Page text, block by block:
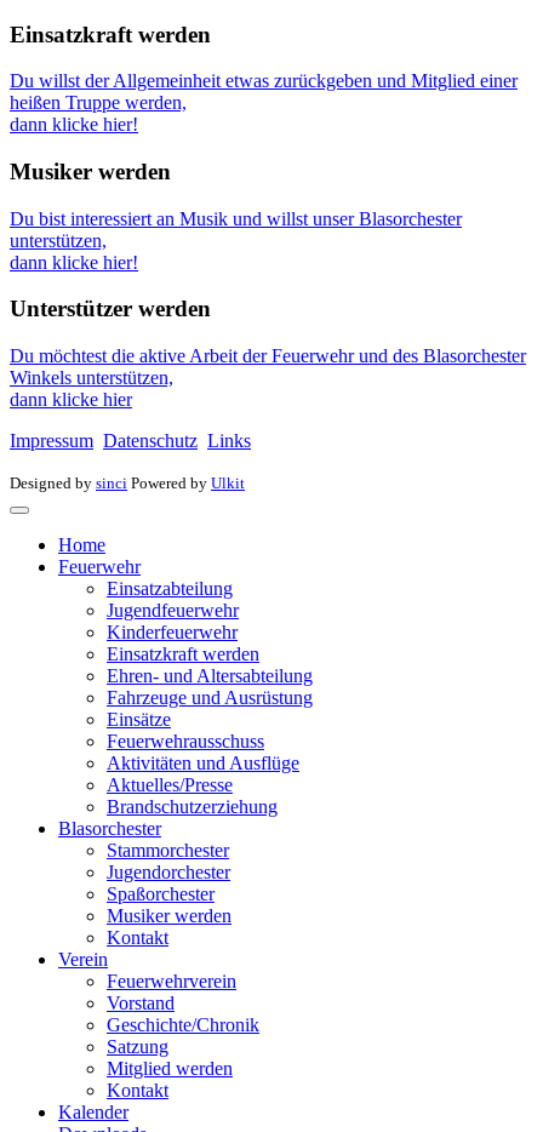
Einsatzkraft werden
Du willst der Allgemeinheit etwas zurückgeben und Mitglied einer
heißen Truppe werden,
dann klicke hier!
Musiker werden
Du bist interessiert an Musik und willst unser Blasorchester
unterstützen,
dann klicke hier!
Unterstützer werden
Du möchtest die aktive Arbeit der Feuerwehr und des Blasorchester
Winkels unterstützen,
dann klicke hier
Impressum Datenschutz Links
Designed by sinci Powered by Ulkit
Home
Feuerwehr
Einsatzabteilung
Jugendfeuerwehr
Kinderfeuerwehr
Einsatzkraft werden
Ehren- und Altersabteilung
Fahrzeuge und Ausrüstung
Einsätze
Feuerwehrausschuss
Aktivitäten und Ausflüge
Aktuelles/Presse
Brandschutzerziehung
Blasorchester
Stammorchester
Jugendorchester
Spaßorchester
Musiker werden
Kontakt
Verein
Feuerwehrverein
Vorstand
Geschichte/Chronik
Satzung
Mitglied werden
Kontakt
Kalender